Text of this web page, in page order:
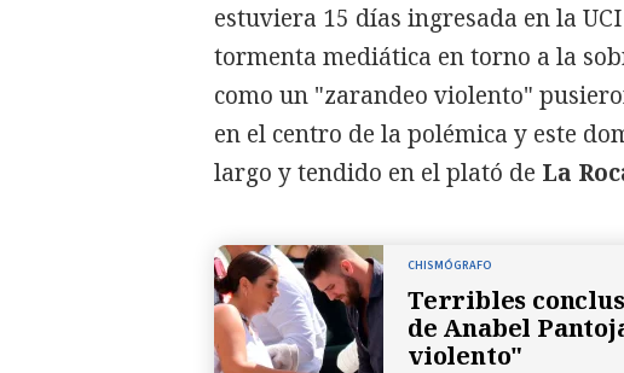
estuviera 15 días ingresada en la
tormenta mediática en torno a la
como un "zarandeo violento"
en el centro de la polémica y este
largo y tendido en el plató de La
CHISMÓGRAFO
Terribles
de Anabel
violento"